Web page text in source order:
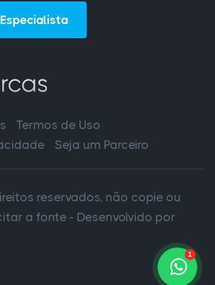
Termos de Uso
Seja um Parceiro
reservados, não copie ou
a fonte - Desenvolvido por
1